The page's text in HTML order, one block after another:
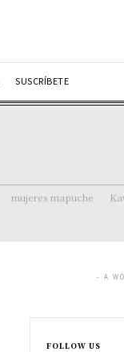
SUSCRÍBETE
mujeres mapuche
- A
FOLLOW US